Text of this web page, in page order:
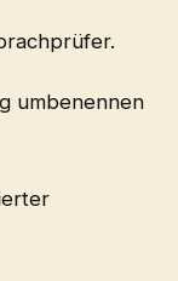
umbenennen